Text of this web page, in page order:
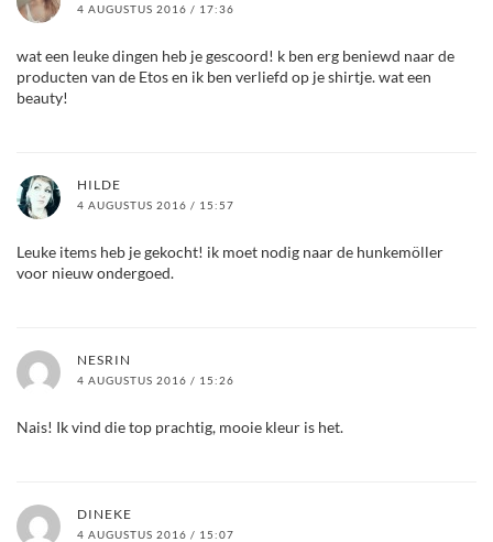
4 AUGUSTUS 2016 / 17:36
wat een leuke dingen heb je gescoord! k ben erg beniewd naar de
producten van de Etos en ik ben verliefd op je shirtje. wat een
beauty!
HILDE
4 AUGUSTUS 2016 / 15:57
Leuke items heb je gekocht! ik moet nodig naar de hunkemöller
voor nieuw ondergoed.
NESRIN
4 AUGUSTUS 2016 / 15:26
Nais! Ik vind die top prachtig, mooie kleur is het.
DINEKE
4 AUGUSTUS 2016 / 15:07